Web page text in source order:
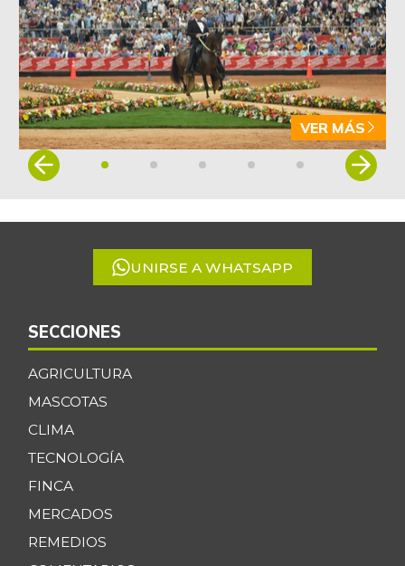
VER MÁS
Item
5
UNIRSE A WHATSAPP
SECCIONES
AGRICULTURA
MASCOTAS
CLIMA
TECNOLOGÍA
FINCA
MERCADOS
REMEDIOS